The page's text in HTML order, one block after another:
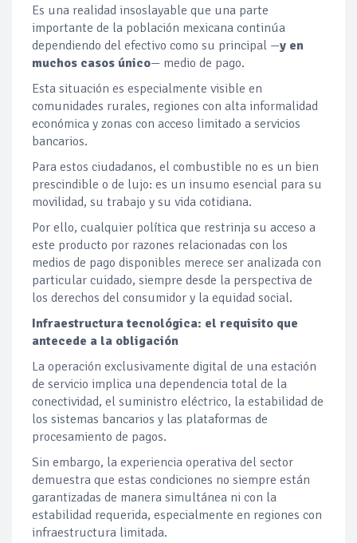
Es una realidad insoslayable que una parte
importante de la población mexicana continúa
dependiendo del efectivo como su principal —y en
muchos casos único— medio de pago.
Esta situación es especialmente visible en
comunidades rurales, regiones con alta informalidad
económica y zonas con acceso limitado a servicios
bancarios.
Para estos ciudadanos, el combustible no es un bien
prescindible o de lujo: es un insumo esencial para su
movilidad, su trabajo y su vida cotidiana.
Por ello, cualquier política que restrinja su acceso a
este producto por razones relacionadas con los
medios de pago disponibles merece ser analizada con
particular cuidado, siempre desde la perspectiva de
los derechos del consumidor y la equidad social.
Infraestructura tecnológica: el requisito que
antecede a la obligación
La operación exclusivamente digital de una estación
de servicio implica una dependencia total de la
conectividad, el suministro eléctrico, la estabilidad de
los sistemas bancarios y las plataformas de
procesamiento de pagos.
Sin embargo, la experiencia operativa del sector
demuestra que estas condiciones no siempre están
garantizadas de manera simultánea ni con la
estabilidad requerida, especialmente en regiones con
infraestructura limitada.